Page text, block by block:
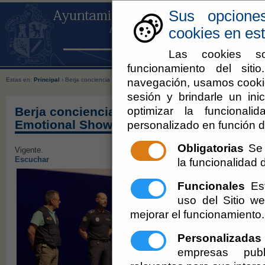
Sus
cookies en
Las cookies
funcionamiento del
navegación, usamos
sesión y brindarle un
optimizar la
personalizado en función
Obligatorias
la funcionalidad
Funcionales
uso del Sitio
mejorar el funcionamiento.
Personalizadas
empresas
Estas en: Principal › Berja conciencia a cientos de jóvenes sobre seguridad vial con el
Berja conciencia a cientos de jóvenes
Emotional Show Impacto
Vigente.
Escuchar